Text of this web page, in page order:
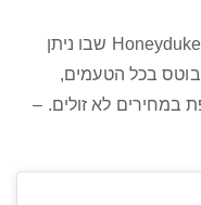
וסמוך לעץ היה דוכן ה"דובשניירה" – Honeydukes שבו ניתן
בוטס בכל הטעמים,
במחירים לא זולים. –